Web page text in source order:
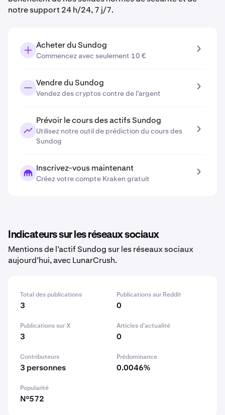
notre support 24 h/24, 7 j/7.
Acheter du Sundog
Commencez avec seulement 10 €
Vendre du Sundog
Vendez des cryptos contre de l’argent
Prévoir le cours des actifs Sundog
Utilisez notre outil de prédiction du cours des
Sundog
Inscrivez-vous maintenant
Créez votre compte Kraken gratuit
Indicateurs sur les réseaux sociaux
Mentions de l’actif Sundog sur les réseaux sociaux
aujourd’hui, avec LunarCrush.
Total des publications
3
Publications sur Reddit
0
Publications sur X
3
Articles d’actualité
0
Contributeurs
3 personnes
Prédominance
0.0046%
Popularité
N°572